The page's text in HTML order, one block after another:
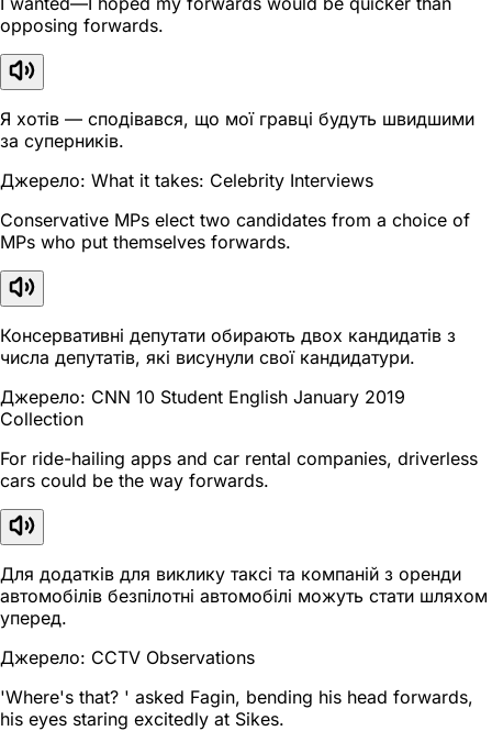
opposing forwards.
Я хотів — сподівався, що мої гравці будуть швидшими
за суперників.
Джерело: What it takes: Celebrity Interviews
Conservative MPs elect two candidates from a choice of
MPs who put themselves forwards.
Консервативні депутати обирають двох кандидатів з
числа депутатів, які висунули свої кандидатури.
Джерело: CNN 10 Student English January 2019
Collection
For ride-hailing apps and car rental companies, driverless
cars could be the way forwards.
Для додатків для виклику таксі та компаній з оренди
автомобілів безпілотні автомобілі можуть стати шляхом
уперед.
Джерело: CCTV Observations
'Where's that? ' asked Fagin, bending his head forwards,
his eyes staring excitedly at Sikes.